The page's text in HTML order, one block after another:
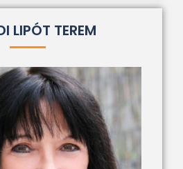
LIPÓT TEREM